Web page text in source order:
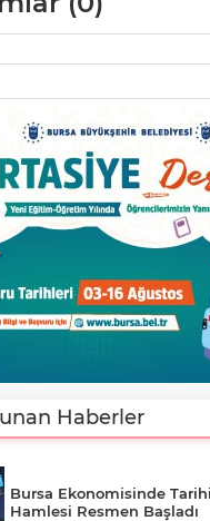
Haberler
Bursa Ekonomisinde
Hamlesi Resmen Başladı